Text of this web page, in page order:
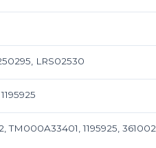
LRS02530
TM000A33401, 1195925,